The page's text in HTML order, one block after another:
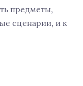
предметы,
сценарии, и к